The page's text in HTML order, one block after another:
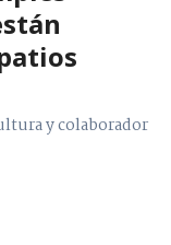
y colaborador